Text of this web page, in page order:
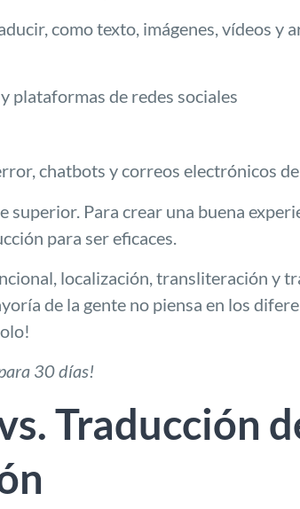
como texto, imágenes, vídeos y
plataformas de redes sociales
chatbots y correos electrónicos
Para crear una buena
para ser eficaces.
localización, transliteración y
de la gente no piensa en los
30 días!
Traducción